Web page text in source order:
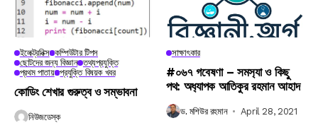
ইলেক্ট্রনিক্স কম্পিউটার টিপস
ছোটদের জন্য বিজ্ঞান তথ্যপ্রযুক্তি
প্রথম পাতায় প্রযুক্তি বিষয়ক খবর
কোডিং শেখার গুরুত্ব ও সম্ভাবনা
নিউজডেস্ক
সাক্ষাৎকার
#০৬৭ গবেষণা – সমস‍্যা ও কিছু
পথ: অধ‍্যাপক আতিকুর রহমান আহাদ
ড. মশিউর রহমান April 28, 2021